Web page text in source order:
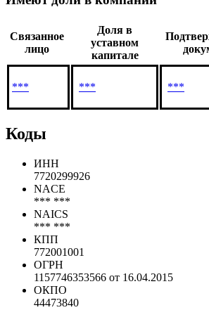
Связанное
лицо
Доля в
уставном
капитале
*** *** ***
Коды
ИНН
7720299926
NACE
*** ***
NAICS
*** ***
КПП
772001001
ОГРН
1157746353566 от 16.04.2015
ОКПО
44473840